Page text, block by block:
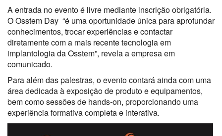
A entrada no evento é livre mediante inscrição obrigatória.
O Osstem Day “é uma oportunidade única para aprofundar
conhecimentos, trocar experiências e contactar
diretamente com a mais recente tecnologia em
implantologia da Osstem”, revela a empresa em
comunicado.
Para além das palestras, o evento contará ainda com uma
área dedicada à exposição de produto e equipamentos,
bem como sessões de hands-on, proporcionando uma
experiência formativa completa e interativa.